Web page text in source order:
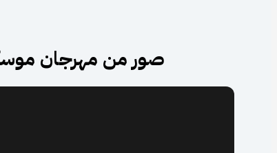
صور من مهرجان موسكو